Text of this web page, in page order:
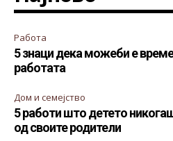
Работа
5 знаци дека можеби е
работата
Дом и семејство
5 работи што детето
од своите родители